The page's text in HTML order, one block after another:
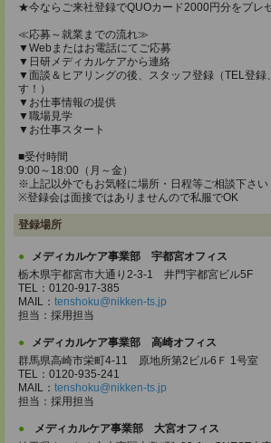
★今ならご来社登録でQUOカード2000円分をプレ
≪応募～就業までの流れ≫
▼Webまたはお電話にてご応募
▼日研メディカルケアから連絡
▼面談＆ヒアリングの後、スタッフ登録（TEL登録
す！）
▼お仕事情報の提供
▼職場見学
▼お仕事スタート
■受付時間
9:00～18:00（月～金）
※上記以外でもお気軽に場所・日程等ご相談下さい
※登録会は面接ではありませんので私服でOK
登録場所
メディカルケア事業部 宇都宮オフィス
栃木県宇都宮市大通り2-3-1 井門宇都宮ビル5F
TEL：0120-917-385
MAIL： tenshoku@nikken-ts.jp
担当：採用担当
メディカルケア事業部 高崎オフィス
群馬県高崎市栄町4-11 原地所第2ビル6Ｆ 1号室
TEL：0120-935-241
MAIL： tenshoku@nikken-ts.jp
担当：採用担当
メディカルケア事業部 大宮オフィス